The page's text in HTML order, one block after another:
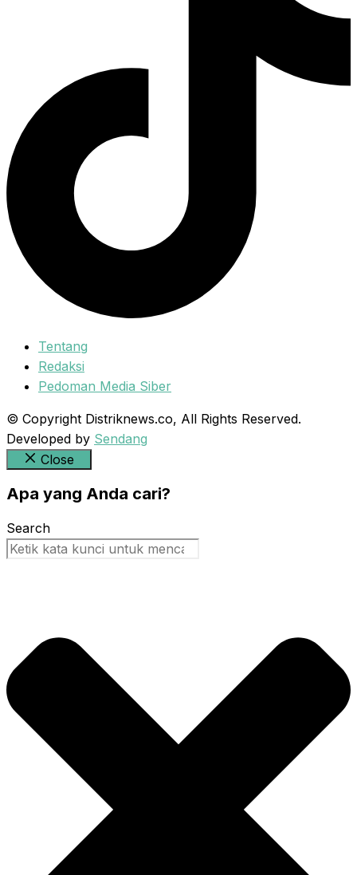
Tentang
Redaksi
Pedoman Media Siber
© Copyright Distriknews.co, All Rights Reserved.
Developed by Sendang
Close
Apa yang Anda cari?
Search